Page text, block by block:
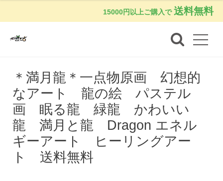
15000円以上ご購入で 送料無料
＊満月龍＊一点物原画 幻想的
なアート 龍の絵 パステル
画 眠る龍 緑龍 かわいい
龍 満月と龍 Dragon エネル
ギーアート ヒーリングアー
ト 送料無料